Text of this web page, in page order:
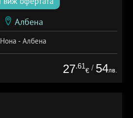
Албена
Нона - Албена
27.61
€ / 54лв.